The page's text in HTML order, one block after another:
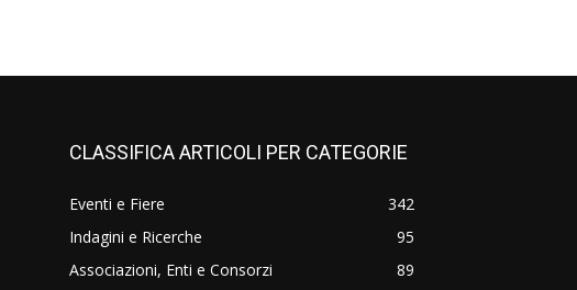
CLASSIFICA ARTICOLI PER CATEGORIE
Eventi e Fiere
342
Indagini e Ricerche
95
Associazioni, Enti e Consorzi
89